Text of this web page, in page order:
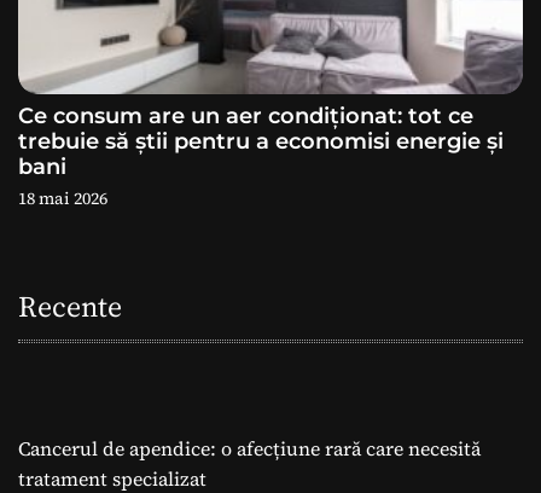
Ce consum are un aer condiționat: tot ce
trebuie să știi pentru a economisi energie și
bani
18 mai 2026
Recente
Cancerul de apendice: o afecțiune rară care necesită
tratament specializat